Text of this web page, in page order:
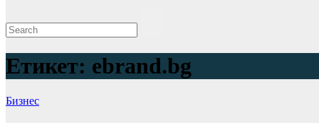
Етикет: ebrand.bg
Бизнес